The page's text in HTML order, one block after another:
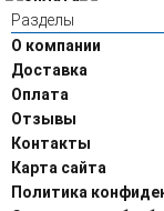
Разделы
О компании
Доставка
Оплата
Отзывы
Контакты
Карта сайта
Политика